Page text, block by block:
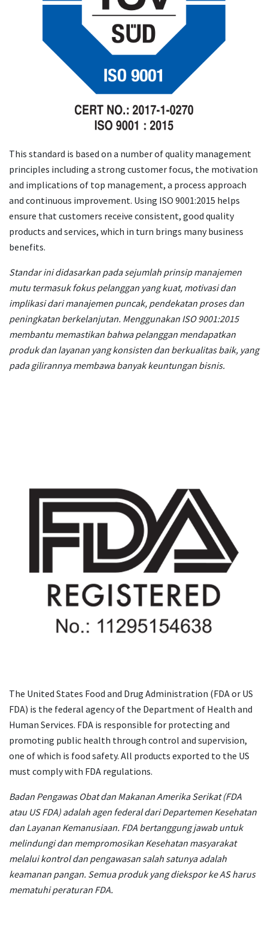
This standard is based on a number of quality management
principles including a strong customer focus, the motivation
and implications of top management, a process approach
and continuous improvement. Using ISO 9001:2015 helps
ensure that customers receive consistent, good quality
products and services, which in turn brings many business
benefits.
Standar ini didasarkan pada sejumlah prinsip manajemen
mutu termasuk fokus pelanggan yang kuat, motivasi dan
implikasi dari manajemen puncak, pendekatan proses dan
peningkatan berkelanjutan. Menggunakan ISO 9001:2015
membantu memastikan bahwa pelanggan mendapatkan
produk dan layanan yang konsisten dan berkualitas baik, yang
pada gilirannya membawa banyak keuntungan bisnis.
The United States Food and Drug Administration (FDA or US
FDA) is the federal agency of the Department of Health and
Human Services. FDA is responsible for protecting and
promoting public health through control and supervision,
one of which is food safety. All products exported to the US
must comply with FDA regulations.
Badan Pengawas Obat dan Makanan Amerika Serikat (FDA
atau US FDA) adalah agen federal dari Departemen Kesehatan
dan Layanan Kemanusiaan. FDA bertanggung jawab untuk
melindungi dan mempromosikan Kesehatan masyarakat
melalui kontrol dan pengawasan salah satunya adalah
keamanan pangan. Semua produk yang diekspor ke AS harus
mematuhi peraturan FDA.